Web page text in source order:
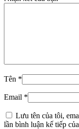
Tên *
Email *
Lưu tên của tôi,
lần bình luận kế tiếp